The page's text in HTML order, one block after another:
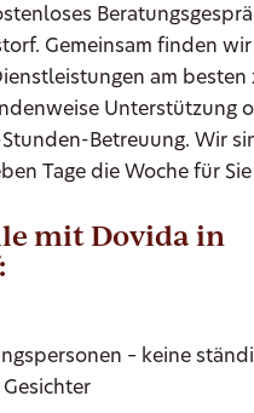
Gemeinsam finden wir
am besten
Unterstützung
Betreuung. Wir
Tage die Woche für
mit Dovida in
– keine